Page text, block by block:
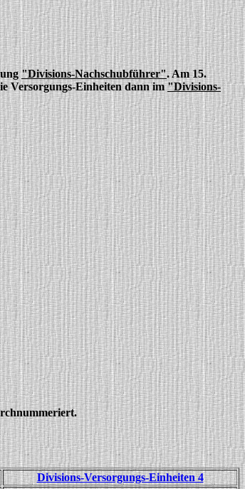
"Divisions-Nachschubführer". Am 15.
Versorgungs-Einheiten dann im"Divisions-
Divisions-Versorgungs-Einheiten 4